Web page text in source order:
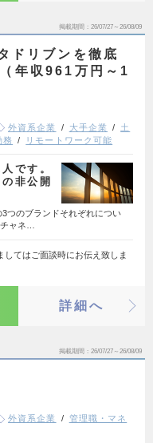
掲載期間 26/07/27～26/08/09
ドリブンを徹底
年収961万円～1
外資系企業 大手企業
土
務 リモートワーク可能
です。
非公開
つのブランドそれぞれについ
ャネ…
してはご面談時にお伝え致しま
詳細へ
掲載期間 26/07/27～26/08/09
外資系企業
管理職・マネ